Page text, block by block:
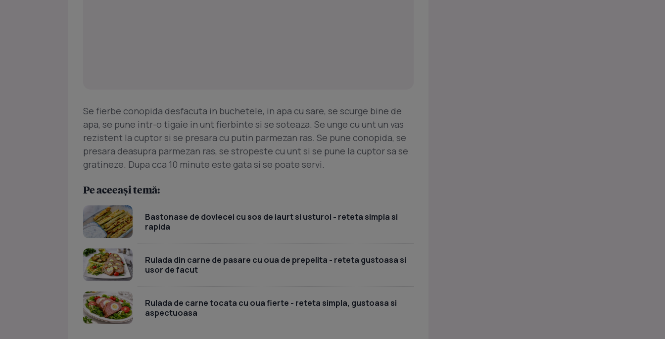
Se fierbe conopida desfacuta in buchetele, in apa cu sare, se scurge bine de
apa, se pune intr-o tigaie in unt fierbinte si se soteaza. Se unge cu unt un vas
rezistent la cuptor si se presara cu putin parmezan ras. Se pune conopida, se
presara deasupra parmezan ras, se stropeste cu unt si se pune la cuptor sa se
gratineze. Dupa cca 10 minute este gata si se poate servi.
Pe aceeași temă:
Bastonase de dovlecei cu sos de iaurt si usturoi - reteta simpla si
rapida
Rulada din carne de pasare cu oua de prepelita - reteta gustoasa si
usor de facut
Rulada de carne tocata cu oua fierte - reteta simpla, gustoasa si
aspectuoasa